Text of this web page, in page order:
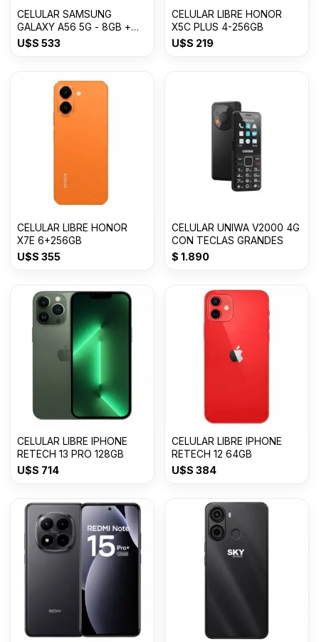
CELULAR SAMSUNG
GALAXY A56 5G - 8GB +
256GB Awesome Graphite
U$S 533
CELULAR LIBRE HONOR
X5C PLUS 4-256GB
U$S 219
CELULAR LIBRE HONOR
X7E 6+256GB
U$S 355
CELULAR UNIWA V2000 4G
CON TECLAS GRANDES
$ 1.890
CELULAR LIBRE IPHONE
RETECH 13 PRO 128GB
U$S 714
CELULAR LIBRE IPHONE
RETECH 12 64GB
U$S 384